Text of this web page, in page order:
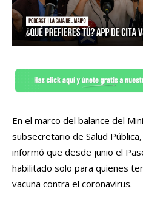
En el marco del balance del
subsecretario de Salud Pública,
informó que desde junio el
habilitado solo para quienes
vacuna contra el coronavirus.